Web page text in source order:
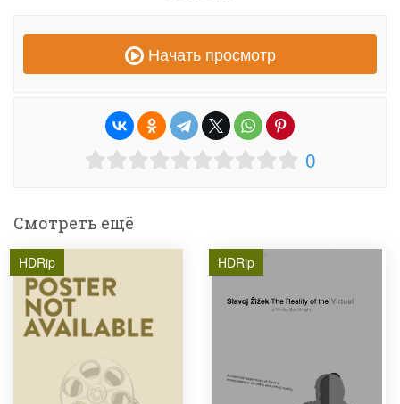
Начать просмотр
0
Смотреть ещё
HDRip HDRip